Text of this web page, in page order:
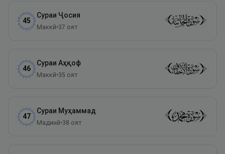
45
Сураи Ҷосия
Маккӣ•37 оят
46
Сураи Аҳқоф
Маккӣ•35 оят
47
Сураи Муҳаммад
Мадинӣ•38 оят